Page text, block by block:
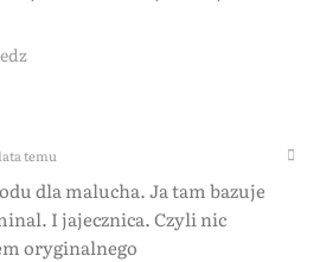
temu
dla malucha. Ja tam bazuje
I jajecznica. Czyli nic
oryginalnego